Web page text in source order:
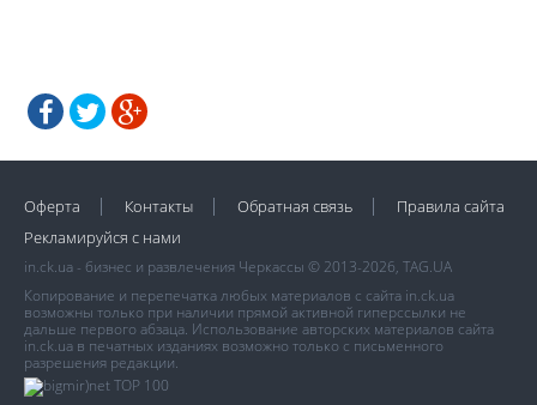
Оферта Контакты Обратная связь
Правила сайта
Рекламируйся с нами
in.ck.ua - бизнес и развлечения Черкассы © 2013-2026, TAG.UA
Копирование и перепечатка любых материалов с сайта in.ck.ua
возможны только при наличии прямой активной гиперссылки не
дальше первого абзаца. Использование авторских материалов сайта
in.ck.ua в печатных изданиях возможно только с письменного
разрешения редакции.